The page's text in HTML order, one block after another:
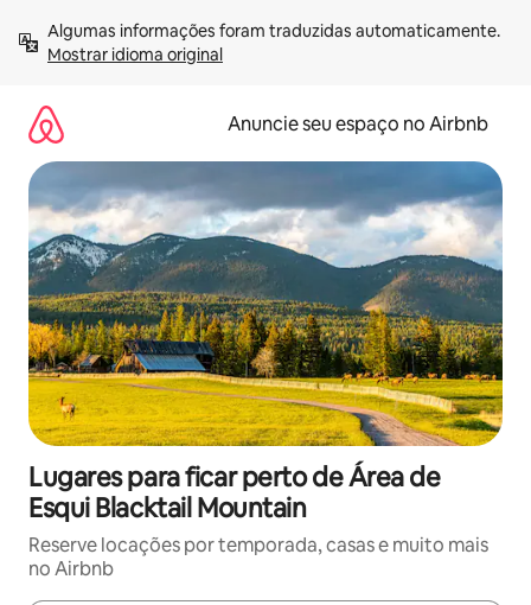
para
Mostrar idioma original
Anuncie seu espaço no Airbnb
Lugares para ficar perto de Área de
Esqui Blacktail Mountain
Reserve locações por temporada, casas e muito mais
no Airbnb